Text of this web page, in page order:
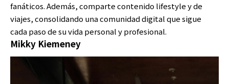
fanáticos. Además, comparte contenido lifestyle y de
viajes, consolidando una comunidad digital que sigue
cada paso de su vida personal y profesional.
Mikky Kiemeney